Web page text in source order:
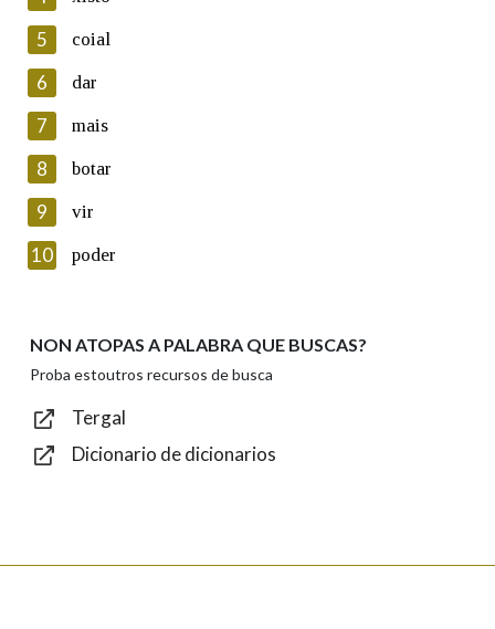
Lin e acepto as condicións da política de
Introduce o código que aparece na imaxe:
Texto de verificación
Enviar
5 coial
6 dar
7 mais
8 botar
9 vir
10 poder
NON ATOPAS A PALABRA QUE BUSCAS?
Proba estoutros recursos de busca
Tergal
Dicionario de dicionarios